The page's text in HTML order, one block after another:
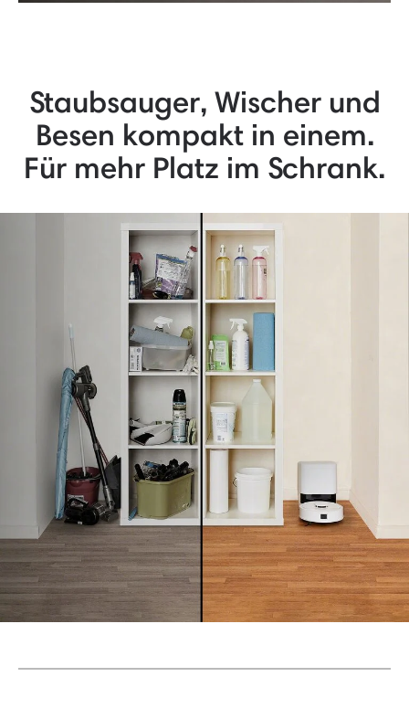
Staubsauger, Wischer und
Besen kompakt in einem.
Für mehr Platz im Schrank.